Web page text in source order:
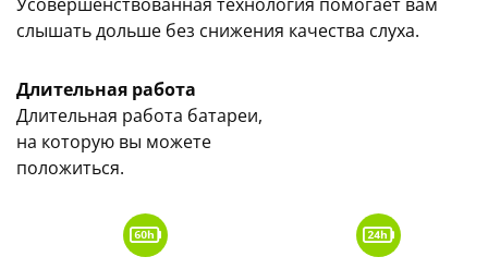
слышать дольше без снижения качества слуха.
Длительная работа
Длительная работа батареи,
на которую вы можете
положиться.